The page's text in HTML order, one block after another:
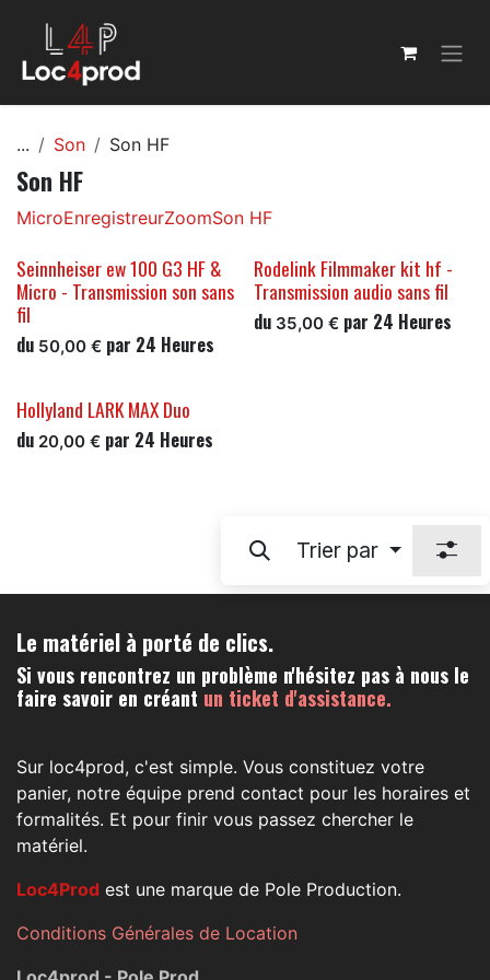
... Son Son HF
Son HF
MicroEnregistreurZoomSon HF
Seinnheiser ew 100 G3 HF &
Micro - Transmission son sans
fil
du 50,00 € par 24 Heures
Rodelink Filmmaker kit hf -
Transmission audio sans fil
du 35,00€ par 24 Heures
Hollyland LARK MAX Duo
du 20,00 € par 24 Heures
Trier par
Le matériel à porté de clics.
Si vous rencontrez un problème n'hésitez pas à nous le
faire savoir en créant un ticket d'assistance.
Sur loc4prod, c'est simple. Vous constituez votre
panier, notre équipe prend contact pour les horaires et
formalités. Et pour finir vous passez chercher le
matériel.
Loc4Prod est une marque de Pole Production.
Conditions Générales de Location